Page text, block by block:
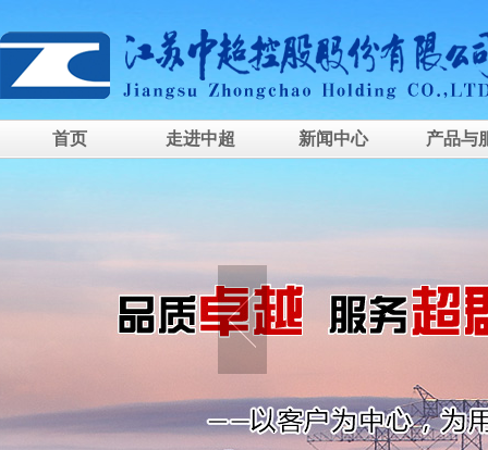
首页 走进中超 新闻中心 产品与